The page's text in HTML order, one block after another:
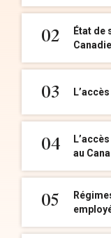
03
05
02
État de
04
au